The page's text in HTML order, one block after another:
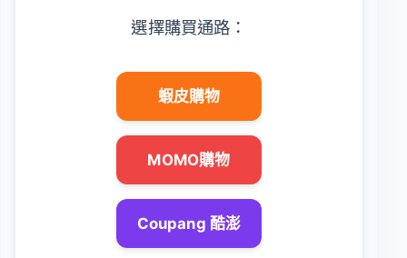
選擇購買通路：
蝦皮購物
MOMO購物
Coupang 酷澎